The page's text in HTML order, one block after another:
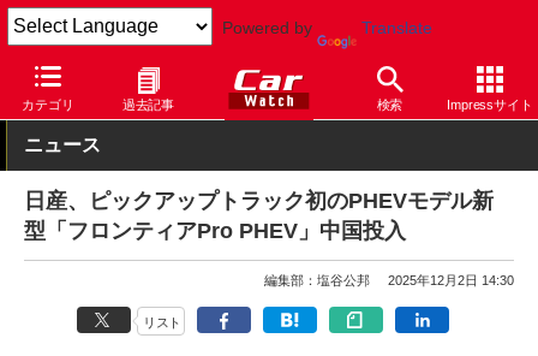
Powered by Translate
カテゴリ 過去記事 検索 Impressサイト
Car Watch 自動車
ニュース
日産、ピックアップトラック初のPHEVモデル新
型「フロンティアPro PHEV」中国投入
編集部：塩谷公邦 2025年12月2日 14:30
リスト